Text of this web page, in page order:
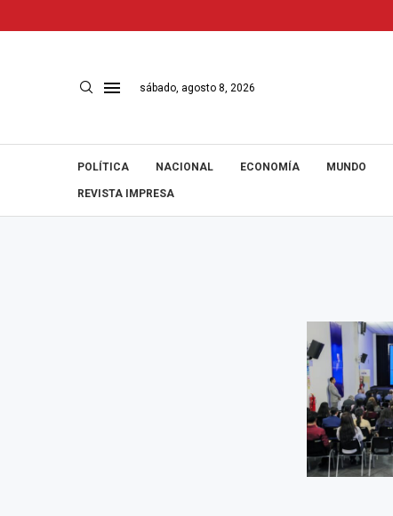
sábado, agosto 8, 2026
POLÍTICA NACIONAL ECONOMÍA MUNDO
REVISTA IMPRESA